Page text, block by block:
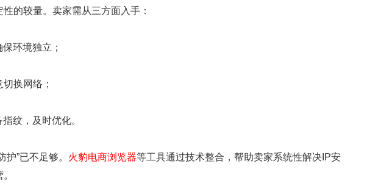
较量。卖家需从三方面入手：
环境独立；
换网络；
纹，及时优化。
”已不足够。 火豹电商浏览器等工具通过技术整合，帮助卖家系统性解决IP安